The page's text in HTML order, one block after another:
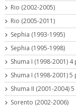
Rio (2002-2005)
Rio (2005-2011)
Sephia (1993-1995)
Sephia (1995-1998)
Shuma I (1998-2001)
Shuma I (1998-2001)
Shuma II (2001-2004)
Sorento (2002-2006)